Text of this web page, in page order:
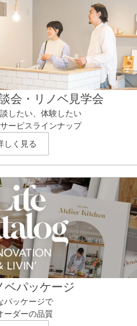
会・リノベ見学会
したい、体験したい
ービスラインナップ
しく見る
ベパッケージ
パッケージで
ーダーの品質